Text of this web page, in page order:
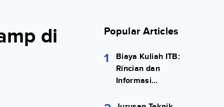
di
Popular Articles
1
Biaya Kuliah ITB:
Rincian dan
Informasi